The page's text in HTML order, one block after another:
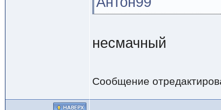
несмачный
Сообщение